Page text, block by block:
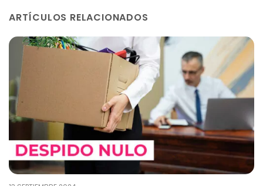
ARTÍCULOS RELACIONADOS